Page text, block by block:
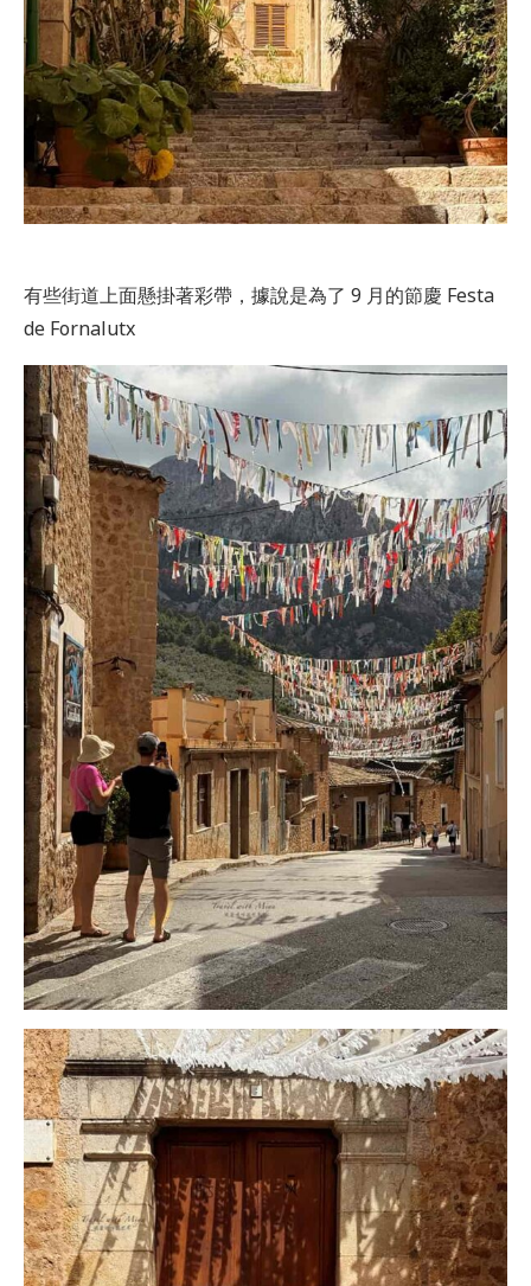
有些街道上面懸掛著彩帶，據說是為了 9 月的節慶 Festa
de Fornalutx